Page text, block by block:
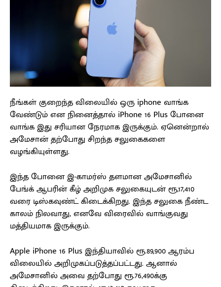
நீங்கள் குறைந்த விலையில் ஒரு iphone வாங்க
வேண்டும் என நினைத்தால் iPhone 16 Plus போனை
வாங்க இது சரியான நேரமாக இருக்கும். ஏனென்றால்
அமேசான் தற்போது சிறந்த சலுகைகளை
வழங்கியுள்ளது.
இந்த போனை இ-காமர்ஸ் தளமான அமேசானில்
பேங்க் ஆபரின் கீழ் அறிமுக சலுகையுடன் ரூ,17,410
வரை டிஸ்கவுண்ட் கிடைக்கிறது. இந்த சலுகை நீண்ட
காலம் நிலவாது, எனவே விரைவில் வாங்குவது
மத்தியமாக இருக்கும்.
Apple iPhone 16 Plus இந்தியாவில் ரூ.89,900 ஆரம்ப
விலையில் அறிமுகப்படுத்தப்பட்டது. ஆனால்
அமேசானில் அவை தற்போது ரூ.76,490க்கு